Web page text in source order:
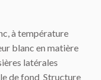
à température
blanc en matière
latérales
de fond Structure